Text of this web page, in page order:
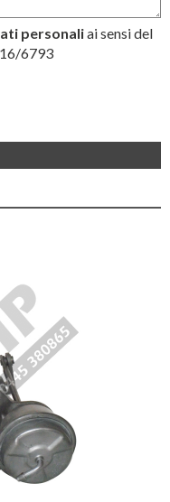
personaliai sensi del
6793